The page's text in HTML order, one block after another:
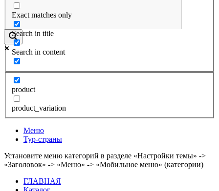
Exact matches only
Search in title
Search in content
product
product_variation
Меню
Тур-страны
Установите меню категорий в разделе «Настройки темы» ->
«Заголовок» -> «Меню» -> «Мобильное меню» (категории)
ГЛАВНАЯ